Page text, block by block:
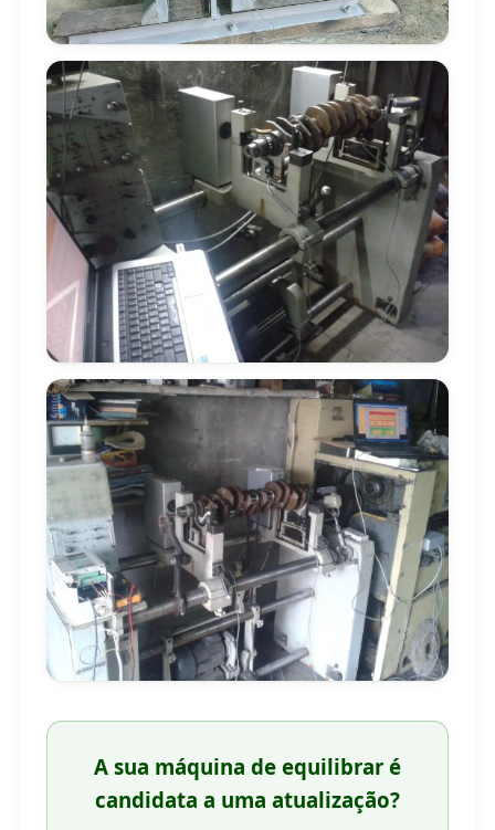
A sua máquina de equilibrar é
candidata a uma atualização?